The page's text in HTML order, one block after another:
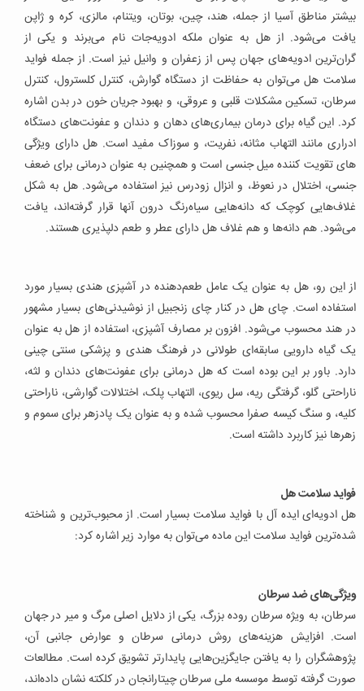
بیشتر مناطق آسیا از جمله، هند، چین، بوتان، ویتنام، مالزی، کره و ژاپن
یافت می‌شود. از هل به عنوان ملکه ادویه‌جات نام می‌برند و یکی از
گران‌ترین ادویه‌های جهان پس از زعفران و وانیل نیز است. از جمله فواید
سلامت هل می‌توان به حفاظت از دستگاه گوارش، کنترل کلسترول، کنترل
سرطان، تسکین مشکلات قلبی و عروقی، و بهبود جریان خون در بدن اشاره
کرد. این گیاه برای درمان بیماری‌های دهان و دندان و عفونت‌های دستگاه
ادراری مانند التهاب مثانه، نفریت، و سوزاک مفید است. هل دارای ویژگی
های تقویت کننده میل جنسی است و همچنین به عنوان درمانی برای ضعف
جنسی، اختلال در نعوظ، و انزال زودرس نیز استفاده می‌شود. هل به شکل
غلاف‌هایی کوچک که دانه‌هایی سیاه‌رنگ درون آنها قرار گرفته‌اند، یافت
می‌شود. هم دانه‌ها و هم غلاف هل دارای عطر و طعم دلپذیری هستند.
از این رو، هل به عنوان یک عامل طعم‌دهنده در آشپزی هندی بسیار مورد
استفاده است. چای هل در کنار چای زنجبیل از نوشیدنی‌های بسیار مشهور
در هند محسوب می‌شود. افزون بر مصارف آشپزی، استفاده از هل به عنوان
یک گیاه دارویی سابقه‌ای طولانی در فرهنگ هندی و پزشکی سنتی چینی
دارد. باور بر این بوده است که هل درمانی برای عفونت‌های دندان و لثه،
ناراحتی گلو، گرفتگی ریه، سل ریوی، التهاب پلک، اختلالات گوارشی، ناراحتی
کلیه، و سنگ کیسه صفرا محسوب شده و به عنوان یک پادزهر برای سموم و
زهرها نیز کاربرد داشته است.
فواید سلامت هل
هل ادویه‌ای ایده آل با فواید سلامت بسیار است. از محبوب‌ترین و شناخته
شده‌ترین فواید سلامت این ماده می‌توان به موارد زیر اشاره کرد:
ویژگی‌های ضد سرطان
سرطان، به ویژه سرطان روده بزرگ، یکی از دلایل اصلی مرگ و میر در جهان
است. افزایش هزینه‌های روش درمانی سرطان و عوارض جانبی آن،
پژوهشگران را به یافتن جایگزین‌هایی پایدارتر تشویق کرده است. مطالعات
صورت گرفته توسط موسسه ملی سرطان چیتارانجان در کلکته نشان داده‌اند،